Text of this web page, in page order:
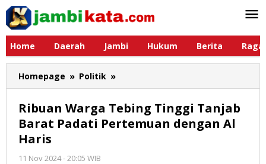
Lewati
konten
Home
Daerah Jambi Hukum Berita
Homepage » Politik »
Warga
Tebing
Tinggi
Tanjab
Ribuan Warga Tebing Tinggi Tanjab
Barat Padati Pertemuan dengan Al
Haris
11 Nov 2024 - 20:05 WIB